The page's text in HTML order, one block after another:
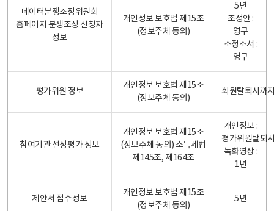
데이터분쟁조정위원회
홈페이지 분쟁조정 신청자
정보
개인정보 보호법 제15조
(정보주체 동의)
5년
조정안 :
영구
조정조서 :
영구
평가위원 정보
개인정보 보호법 제15조
(정보주체 동의)
회원탈퇴시까
참여기관 선정평가 정보
개인정보 보호법 제15조
(정보주체 동의) 소득세법
제145조, 제164조
개인정보 :
평가위원탈퇴
녹화영상 :
1년
제안서 접수정보
개인정보 보호법 제15조
(정보주체 동의)
5년